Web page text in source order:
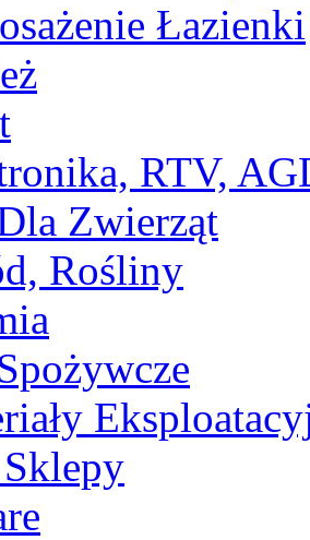
Łazienki
RTV,
Zwierząt
Rośliny